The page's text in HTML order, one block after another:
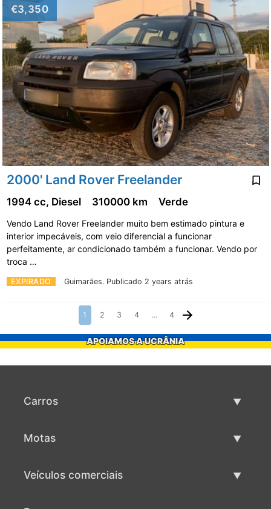
€3,350
2000' Land Rover Freelander
EXPIRADO Guimarães. Publicado 2 years atrás
1994 cc, Diesel 310000 km Verde
Vendo Land Rover Freelander muito bem estimado pintura e
interior impecáveis, com veio diferencial a funcionar
perfeitamente, ar condicionado também a funcionar. Vendo por
troca …
1 2 3 4 … 4
APOIAMOS A UCRÂNIA
Carros
Motas
Veículos comerciais